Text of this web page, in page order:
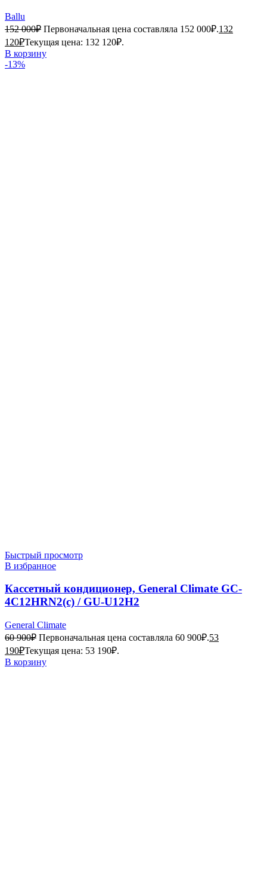
Ballu
152 000₽ Первоначальная цена составляла 152 000₽.132
120₽Текущая цена: 132 120₽.
В корзину
-13%
Быстрый просмотр
В избранное
Кассетный кондиционер, General Climate GC-
4C12HRN2(c) / GU-U12H2
General Climate
60 900₽ Первоначальная цена составляла 60 900₽.53
190₽Текущая цена: 53 190₽.
В корзину